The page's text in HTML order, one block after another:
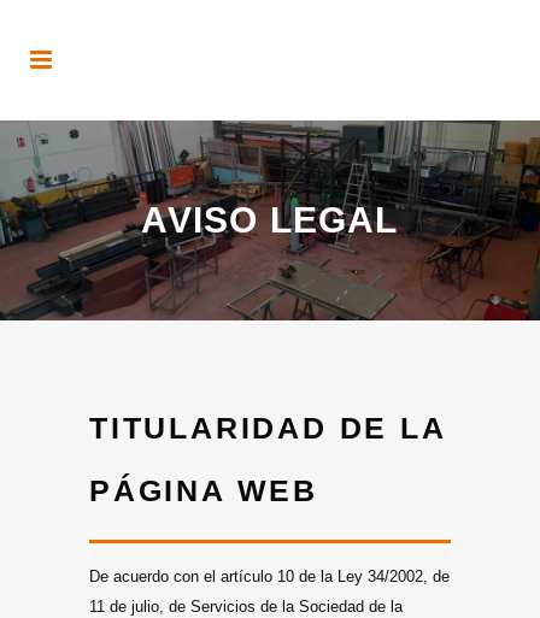
AVISO LEGAL
TITULARIDAD DE LA
PÁGINA WEB
De acuerdo con el artículo 10 de la Ley 34/2002, de
11 de julio, de Servicios de la Sociedad de la